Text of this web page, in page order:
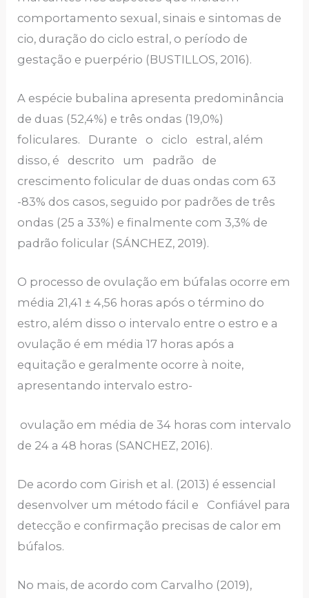
comportamento sexual, sinais e sintomas de
cio, duração do ciclo estral, o período de
gestação e puerpério (BUSTILLOS, 2016).
A espécie bubalina apresenta predominância
de duas (52,4%) e três ondas (19,0%)
foliculares. Durante o ciclo estral, além
disso, é descrito um padrão de
crescimento folicular de duas ondas com 63
-83% dos casos, seguido por padrões de três
ondas (25 a 33%) e finalmente com 3,3% de
padrão folicular (SÁNCHEZ, 2019).
O processo de ovulação em búfalas ocorre em
média 21,41 ± 4,56 horas após o término do
estro, além disso o intervalo entre o estro e a
ovulação é em média 17 horas após a
equitação e geralmente ocorre à noite,
apresentando intervalo estro-
ovulação em média de 34 horas com intervalo
de 24 a 48 horas (SANCHEZ, 2016).
De acordo com Girish et al. (2013) é essencial
desenvolver um método fácil e Confiável para
detecção e confirmação precisas de calor em
búfalos.
No mais, de acordo com Carvalho (2019),